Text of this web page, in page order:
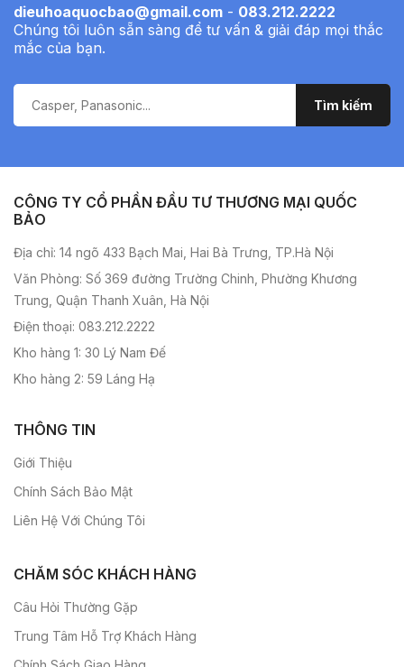
dieuhoaquocbao@gmail.com - 083.212.2222
Chúng tôi luôn sẵn sàng để tư vấn & giải đáp mọi thắc
mắc của bạn.
CÔNG TY CỔ PHẦN ĐẦU TƯ THƯƠNG MẠI QUỐC
BẢO
Địa chỉ: 14 ngõ 433 Bạch Mai, Hai Bà Trưng, TP.Hà Nội
Văn Phòng: Số 369 đường Trường Chinh, Phường Khương
Trung, Quận Thanh Xuân, Hà Nội
Điện thoại: 083.212.2222
Kho hàng 1: 30 Lý Nam Đế
Kho hàng 2: 59 Láng Hạ
THÔNG TIN
Giới Thiệu
Chính Sách Bảo Mật
Liên Hệ Với Chúng Tôi
CHĂM SÓC KHÁCH HÀNG
Câu Hỏi Thường Gặp
Trung Tâm Hỗ Trợ Khách Hàng